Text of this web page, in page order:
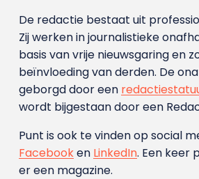
De redactie bestaat uit
Zij werken in journalistieke
basis van vrije nieuwsgaring en
beïnvloeding van derden. De
geborgd door een
wordt bijgestaan door een
Punt is ook te vinden op social
Facebooken LinkedIn. Een keer
er een magazine.